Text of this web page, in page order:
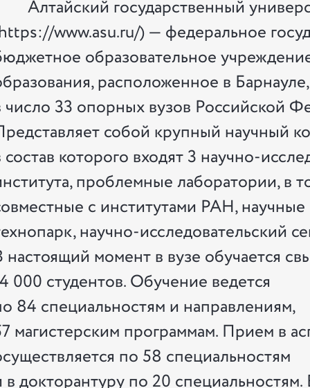
Алтайский государственный
www.asu.ru/) — федеральное
образовательное
расположенное в
число 33 опорных вузов Российской
собой крупный научный
состав которого входят 3 научно-
проблемные лаборатории, в
с институтами РАН,
научно-исследовательский
настоящий момент в вузе обучается
000 студентов. Обучение ведется
84 специальностям и направлениям,
магистерским программам. Прием в
по 58 специальностям
в докторантуру по 20 специальностям.